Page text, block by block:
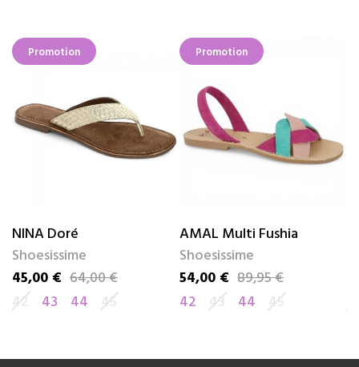
Promotion
NINA Doré
Shoesissime
Prix
45,00 €
Prix de base64,00 €
42
43 44 45
Promotion
AMAL Multi Fushia
Shoesissime
Prix
54,00 €
Prix de base89,95 €
42 43 44 45